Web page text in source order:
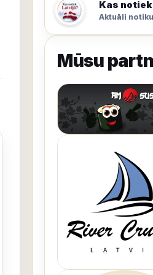
Kas
Aktuāli
Mūsu